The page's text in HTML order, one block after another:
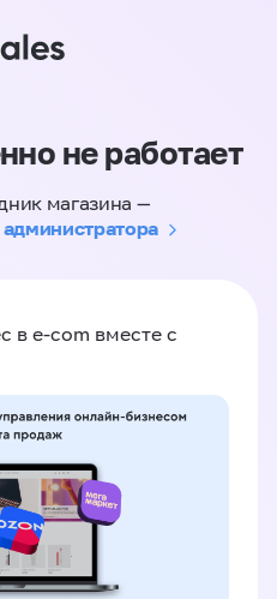
не работает
магазина —
в e-com вместе с